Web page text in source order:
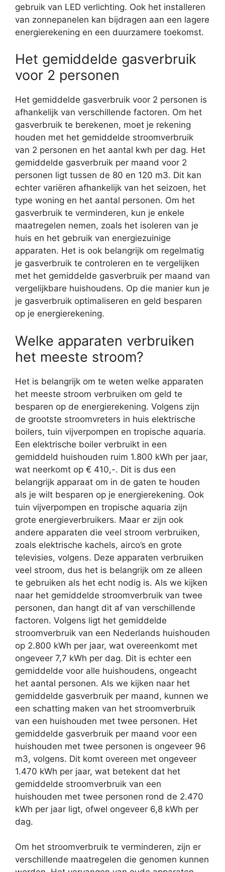
gebruik van LED verlichting. Ook het installeren
van zonnepanelen kan bijdragen aan een lagere
energierekening en een duurzamere toekomst.
Het gemiddelde gasverbruik
voor 2 personen
Het gemiddelde gasverbruik voor 2 personen is
afhankelijk van verschillende factoren. Om het
gasverbruik te berekenen, moet je rekening
houden met het gemiddelde stroomverbruik
van 2 personen en het aantal kwh per dag. Het
gemiddelde gasverbruik per maand voor 2
personen ligt tussen de 80 en 120 m3. Dit kan
echter variëren afhankelijk van het seizoen, het
type woning en het aantal personen. Om het
gasverbruik te verminderen, kun je enkele
maatregelen nemen, zoals het isoleren van je
huis en het gebruik van energiezuinige
apparaten. Het is ook belangrijk om regelmatig
je gasverbruik te controleren en te vergelijken
met het gemiddelde gasverbruik per maand van
vergelijkbare huishoudens. Op die manier kun je
je gasverbruik optimaliseren en geld besparen
op je energierekening.
Welke apparaten verbruiken
het meeste stroom?
Het is belangrijk om te weten welke apparaten
het meeste stroom verbruiken om geld te
besparen op de energierekening. Volgens zijn
de grootste stroomvreters in huis elektrische
boilers, tuin vijverpompen en tropische aquaria.
Een elektrische boiler verbruikt in een
gemiddeld huishouden ruim 1.800 kWh per jaar,
wat neerkomt op € 410,-. Dit is dus een
belangrijk apparaat om in de gaten te houden
als je wilt besparen op je energierekening. Ook
tuin vijverpompen en tropische aquaria zijn
grote energieverbruikers. Maar er zijn ook
andere apparaten die veel stroom verbruiken,
zoals elektrische kachels, airco’s en grote
televisies, volgens. Deze apparaten verbruiken
veel stroom, dus het is belangrijk om ze alleen
te gebruiken als het echt nodig is. Als we kijken
naar het gemiddelde stroomverbruik van twee
personen, dan hangt dit af van verschillende
factoren. Volgens ligt het gemiddelde
stroomverbruik van een Nederlands huishouden
op 2.800 kWh per jaar, wat overeenkomt met
ongeveer 7,7 kWh per dag. Dit is echter een
gemiddelde voor alle huishoudens, ongeacht
het aantal personen. Als we kijken naar het
gemiddelde gasverbruik per maand, kunnen we
een schatting maken van het stroomverbruik
van een huishouden met twee personen. Het
gemiddelde gasverbruik per maand voor een
huishouden met twee personen is ongeveer 96
m3, volgens. Dit komt overeen met ongeveer
1.470 kWh per jaar, wat betekent dat het
gemiddelde stroomverbruik van een
huishouden met twee personen rond de 2.470
kWh per jaar ligt, ofwel ongeveer 6,8 kWh per
dag.
Om het stroomverbruik te verminderen, zijn er
verschillende maatregelen die genomen kunnen